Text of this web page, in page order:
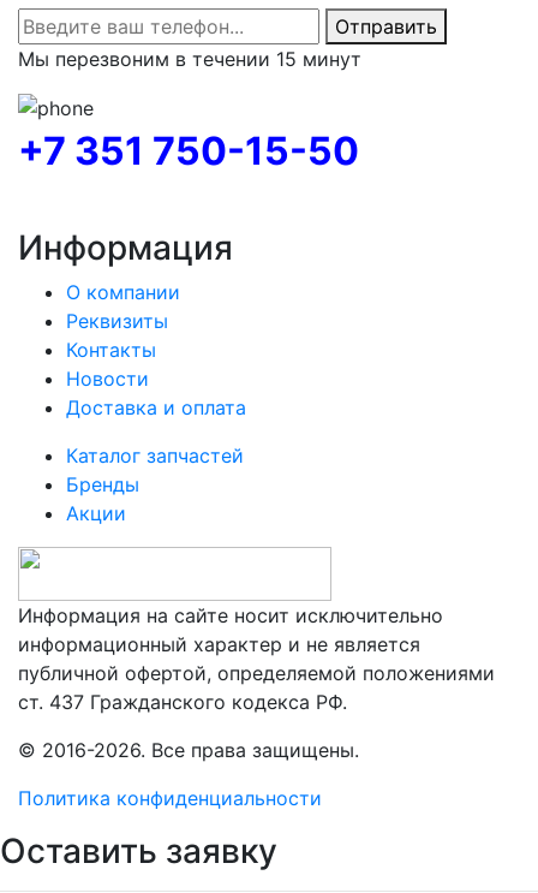
Информация на сайте носит исключительно
информационный характер и не является
публичной офертой, определяемой положениями
ст. 437 Гражданского кодекса РФ.
Отправить
Мы перезвоним в течении 15 минут
+7 351 750-15-50
Информация
О компании
Реквизиты
Контакты
Новости
Доставка и оплата
Каталог запчастей
Бренды
Акции
© 2016-2026. Все права защищены.
Политика конфиденциальности
Оставить заявку